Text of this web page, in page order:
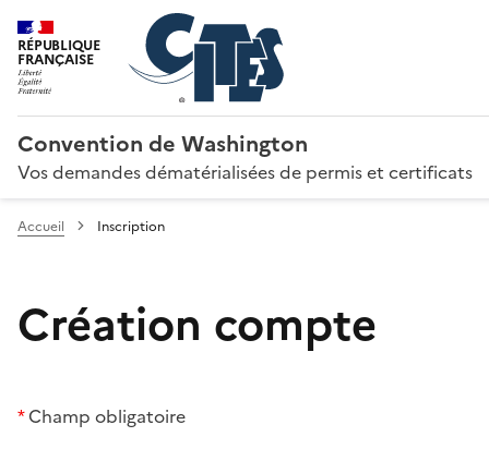
RÉPUBLIQUE
FRANÇAISE
Convention de Washington
Vos demandes dématérialisées de permis et certificats
Accueil Inscription
Création compte
*Champ obligatoire